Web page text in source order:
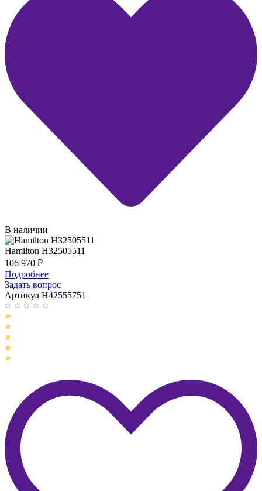
В наличии
Hamilton H32505511
106 970 ₽
Подробнее
Задать вопрос
Артикул H42555751